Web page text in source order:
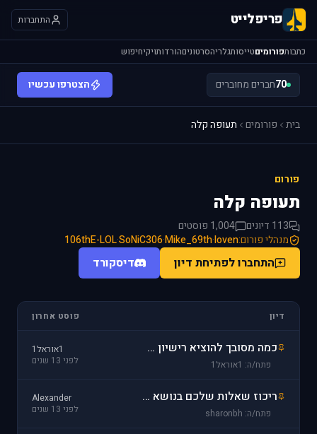
פריפלייט התחברות
כתבותפורומיםטייסותגלריהסרטוניםהורדותויקיחיפוש
70חברים מחוברים הצטרפו עכשיו
בית פורומים תעופה קלה
פורום
תעופה קלה
113 דיונים
1,004 פוסטים
מנהלי פורום:loven
·
Mike_69th
·
SoNiC306
·
106thE-LOL
התחברו לפתיחת דיון דיסקורד
דיון פוסט אחרון
כמה מסובך להוציא רישיון טייס פרטי?
פתח/ה: 1אוראל1
1אוראל1
לפני 13 שנים
ריכוז שאלות שלכם בנושא קריירת טיס
פתח/ה: sharonbh
Alexander
לפני 13 שנים